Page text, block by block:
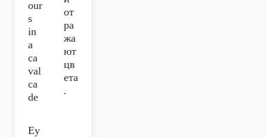
our
s
in
a
ca
val
ca
de
от
ра
жа
ют
цв
ета
.
Ey